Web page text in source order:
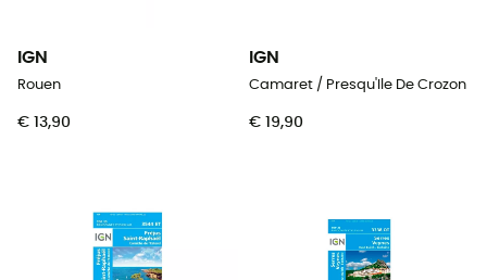
IGN
Rouen
€ 13,90
IGN
Camaret / Presqu'Ile De Crozon
€ 19,90